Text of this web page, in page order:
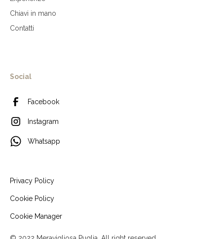
Chiavi in mano
Contatti
Social
Facebook
Instagram
Whatsapp
Privacy Policy
Cookie Policy
Cookie Manager